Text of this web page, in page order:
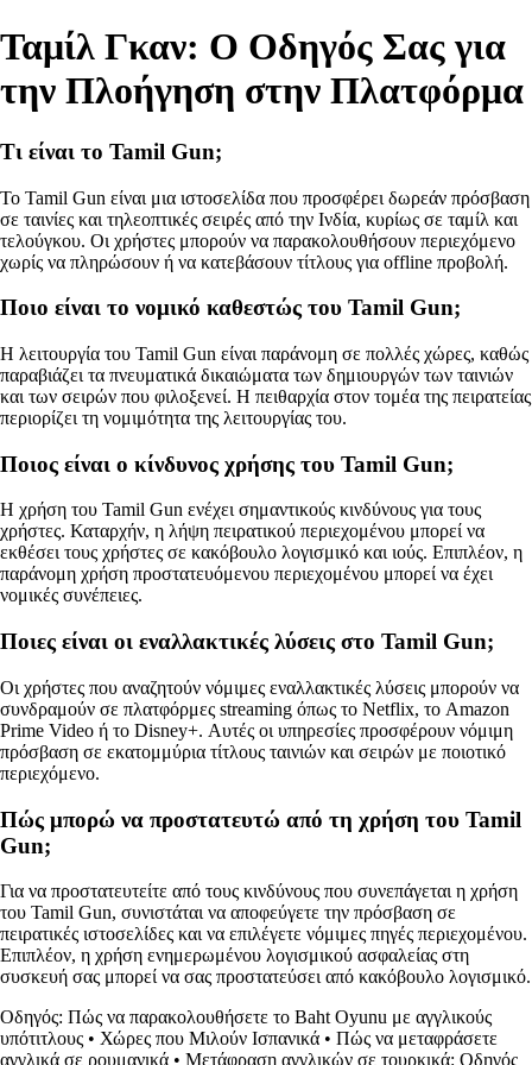
Ταμίλ Γκαν: Ο Οδηγός Σας για
την Πλοήγηση στην Πλατφόρμα
Τι είναι το Tamil Gun;
Το Tamil Gun είναι μια ιστοσελίδα που προσφέρει δωρεάν πρόσβαση
σε ταινίες και τηλεοπτικές σειρές από την Ινδία, κυρίως σε ταμίλ και
τελούγκου. Οι χρήστες μπορούν να παρακολουθήσουν περιεχόμενο
χωρίς να πληρώσουν ή να κατεβάσουν τίτλους για offline προβολή.
Ποιο είναι το νομικό καθεστώς του Tamil Gun;
Η λειτουργία του Tamil Gun είναι παράνομη σε πολλές χώρες, καθώς
παραβιάζει τα πνευματικά δικαιώματα των δημιουργών των ταινιών
και των σειρών που φιλοξενεί. Η πειθαρχία στον τομέα της πειρατείας
περιορίζει τη νομιμότητα της λειτουργίας του.
Ποιος είναι ο κίνδυνος χρήσης του Tamil Gun;
Η χρήση του Tamil Gun ενέχει σημαντικούς κινδύνους για τους
χρήστες. Καταρχήν, η λήψη πειρατικού περιεχομένου μπορεί να
εκθέσει τους χρήστες σε κακόβουλο λογισμικό και ιούς. Επιπλέον, η
παράνομη χρήση προστατευόμενου περιεχομένου μπορεί να έχει
νομικές συνέπειες.
Ποιες είναι οι εναλλακτικές λύσεις στο Tamil Gun;
Οι χρήστες που αναζητούν νόμιμες εναλλακτικές λύσεις μπορούν να
συνδραμούν σε πλατφόρμες streaming όπως το Netflix, το Amazon
Prime Video ή το Disney+. Αυτές οι υπηρεσίες προσφέρουν νόμιμη
πρόσβαση σε εκατομμύρια τίτλους ταινιών και σειρών με ποιοτικό
περιεχόμενο.
Πώς μπορώ να προστατευτώ από τη χρήση του Tamil
Gun;
Για να προστατευτείτε από τους κινδύνους που συνεπάγεται η χρήση
του Tamil Gun, συνιστάται να αποφεύγετε την πρόσβαση σε
πειρατικές ιστοσελίδες και να επιλέγετε νόμιμες πηγές περιεχομένου.
Επιπλέον, η χρήση ενημερωμένου λογισμικού ασφαλείας στη
συσκευή σας μπορεί να σας προστατεύσει από κακόβουλο λογισμικό.
Οδηγός: Πώς να παρακολουθήσετε το Baht Oyunu με αγγλικούς
υπότιτλους • Χώρες που Μιλούν Ισπανικά • Πώς να μεταφράσετε
αγγλικά σε ρουμανικά • Μετάφραση αγγλικών σε τουρκικά: Οδηγός